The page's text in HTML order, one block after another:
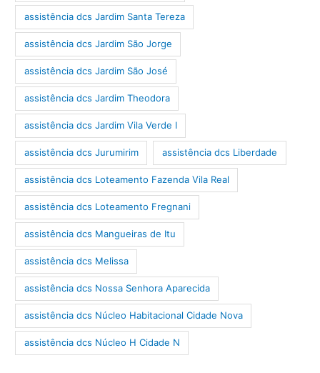
assistência dcs Jardim Santa Tereza
assistência dcs Jardim São Jorge
assistência dcs Jardim São José
assistência dcs Jardim Theodora
assistência dcs Jardim Vila Verde I
assistência dcs Jurumirim assistência dcs Liberdade
assistência dcs Loteamento Fazenda Vila Real
assistência dcs Loteamento Fregnani
assistência dcs Mangueiras de Itu
assistência dcs Melissa
assistência dcs Nossa Senhora Aparecida
assistência dcs Núcleo Habitacional Cidade Nova
assistência dcs Núcleo H Cidade N